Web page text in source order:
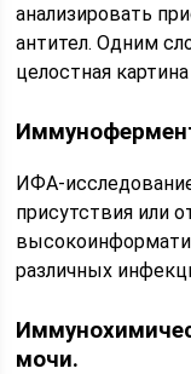
анализировать
антител. Одним
целостная
ИФА-
присутствия или
различных
мочи.